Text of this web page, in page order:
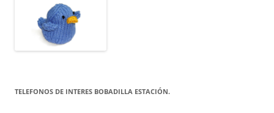
TELEFONOS DE INTERES BOBADILLA ESTACIÓN.